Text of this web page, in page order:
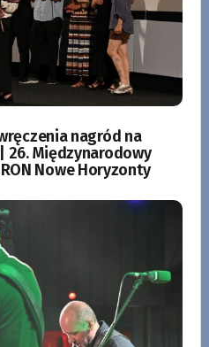
nagród na
Międzynarodowy
Nowe Horyzonty